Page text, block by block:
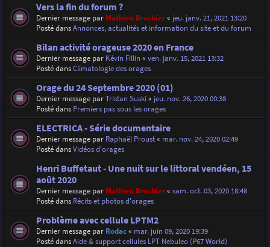
Vers la fin du forum ?
Dernier message par Mathieu Brochier« jeu. janv. 21, 2021 13:20
Posté dansAnnonces, actualités et information du site et du forum
Bilan activité orageuse 2020 en France
Dernier message par Kévin Fillin« ven. janv. 15, 2021 13:32
Posté dansClimatologie des orages
Orage du 24 Septembre 2020 (01)
Dernier message parTristan Suski« jeu. nov. 26, 2020 00:38
Posté dans Premiers pas sous les orages
ELECTRICA - Série documentaire
Dernier message par Raphaël Proust« mar. nov. 24, 2020 02:49
Posté dansVidéos d'orages
Henri Buffetaut - Une nuit sur le littoral vendéen, 15
août 2020
Dernier message par Mathieu Brochier« sam. oct. 03, 2020 18:48
Posté dans Récits et photos d'orages
Problème avec cellule LPTM2
Dernier message par Rodac« mar. juin 09, 2020 19:39
Posté dansAide & support cellules LPT Nebuleo (P67 World)